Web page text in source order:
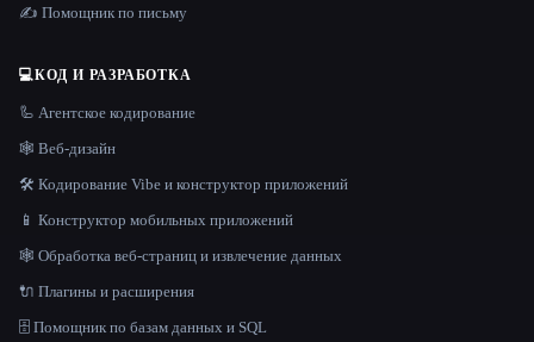
✍️ Помощник по письму
💻КОД И РАЗРАБОТКА
🦾 Агентское кодирование
🕸 Веб-дизайн
🛠️ Кодирование Vibe и конструктор приложений
📱 Конструктор мобильных приложений
🕸️ Обработка веб-страниц и извлечение данных
🔌 Плагины и расширения
🗄️ Помощник по базам данных и SQL